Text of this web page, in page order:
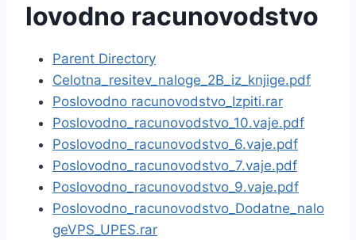
lovodno racunovodstvo
Parent Directory
Celotna_resitev_naloge_2B_iz_knjige.pdf
Poslovodno racunovodstvo_Izpiti.rar
Poslovodno_racunovodstvo_10.vaje.pdf
Poslovodno_racunovodstvo_6.vaje.pdf
Poslovodno_racunovodstvo_7.vaje.pdf
Poslovodno_racunovodstvo_9.vaje.pdf
Poslovodno_racunovodstvo_Dodatne_nalo
geVPS_UPES.rar